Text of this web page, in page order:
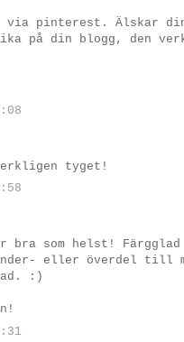
pinterest. Älskar din
på din blogg, den
tyget!
bra som helst!
eller överdel
:)